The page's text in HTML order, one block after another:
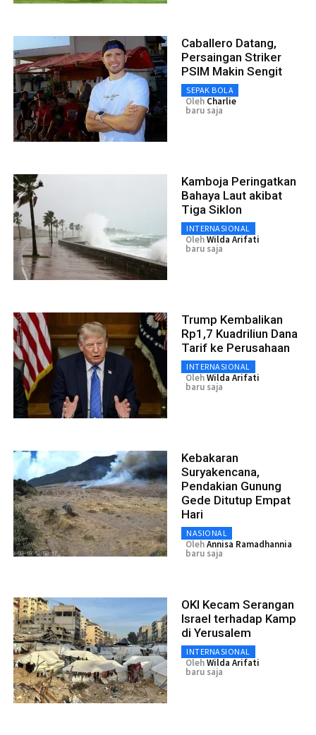
Caballero Datang,
Persaingan Striker
PSIM Makin Sengit
SEPAK BOLA
Oleh Charlie
baru saja
Kamboja Peringatkan
Bahaya Laut akibat
Tiga Siklon
INTERNASIONAL
OlehWilda Arifati
baru saja
Trump Kembalikan
Rp1,7 Kuadriliun Dana
Tarif ke Perusahaan
INTERNASIONAL
OlehWilda Arifati
baru saja
Kebakaran
Suryakencana,
Pendakian Gunung
Gede Ditutup Empat
Hari
NASIONAL
OlehAnnisa Ramadhannia
baru saja
OKI Kecam Serangan
Israel terhadap Kamp
di Yerusalem
INTERNASIONAL
OlehWilda Arifati
baru saja